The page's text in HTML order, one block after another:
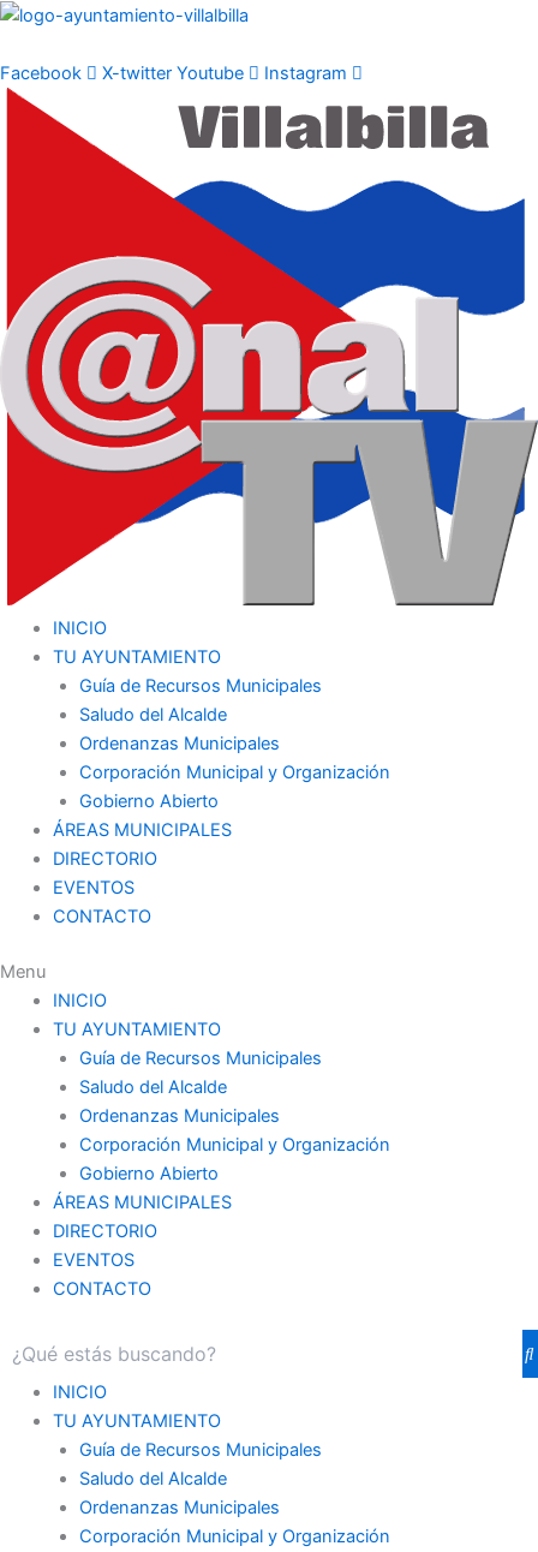
Ir
contenido
Facebook X-twitter Youtube Instagram
INICIO
TU AYUNTAMIENTO
Guía de Recursos Municipales
Saludo del Alcalde
Ordenanzas Municipales
Corporación Municipal y Organización
Gobierno Abierto
ÁREAS MUNICIPALES
DIRECTORIO
EVENTOS
CONTACTO
Menu
INICIO
TU AYUNTAMIENTO
Guía de Recursos Municipales
Saludo del Alcalde
Ordenanzas Municipales
Corporación Municipal y Organización
Gobierno Abierto
ÁREAS MUNICIPALES
DIRECTORIO
EVENTOS
CONTACTO
INICIO
TU AYUNTAMIENTO
Guía de Recursos Municipales
Saludo del Alcalde
Ordenanzas Municipales
Corporación Municipal y Organización